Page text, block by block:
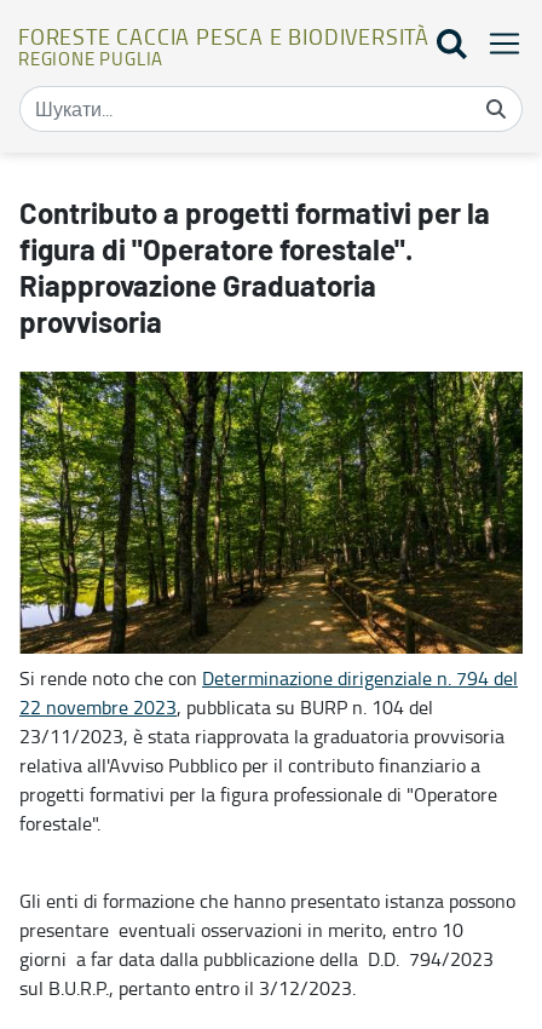
FORESTE CACCIA PESCA E BIODIVERSITÀ
REGIONE PUGLIA
Contributo a progetti formativi per la
figura di "Operatore forestale".
Riapprovazione Graduatoria
provvisoria
Si rende noto che con Determinazione dirigenziale n. 794 del
22 novembre 2023, pubblicata su BURP n. 104 del
23/11/2023, è stata riapprovata la graduatoria provvisoria
relativa all'Avviso Pubblico per il contributo finanziario a
progetti formativi per la figura professionale di "Operatore
forestale".
Gli enti di formazione che hanno presentato istanza possono
presentare eventuali osservazioni in merito, entro 10
giorni a far data dalla pubblicazione della D.D. 794/2023
sul B.U.R.P., pertanto entro il 3/12/2023.